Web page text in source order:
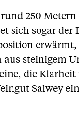
250
sich sogar der
aus steinigem
die Klarheit
Salwey